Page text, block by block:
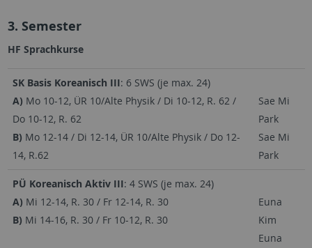
3. Semester
HF Sprachkurse
SK Basis Koreanisch III: 6 SWS (je max. 24)
A) Mo 10-12, ÜR 10/Alte Physik / Di 10-12, R. 62 /
Do 10-12, R. 62
B) Mo 12-14 / Di 12-14, ÜR 10/Alte Physik / Do 12-
14, R.62
Sae Mi
Park
Sae Mi
Park
PÜ Koreanisch Aktiv III: 4 SWS (je max. 24)
A) Mi 12-14, R. 30 / Fr 12-14, R. 30
B) Mi 14-16, R. 30 / Fr 10-12, R. 30
Euna
Kim
Euna